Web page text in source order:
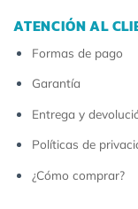
ATENCIÓN AL
Formas de pago
Garantía
Entrega y
Políticas de
¿Cómo comprar?